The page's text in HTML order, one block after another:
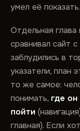
умел её показать.
Отдельная глава
сравнивал сайт
заблудились в
указатели, план
то же самое:
понимать, где он
пойти
главная). Если